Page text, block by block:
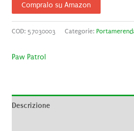
Compralo su Amazon
COD: 57030003 Categorie:
Paw Patrol
Descrizione